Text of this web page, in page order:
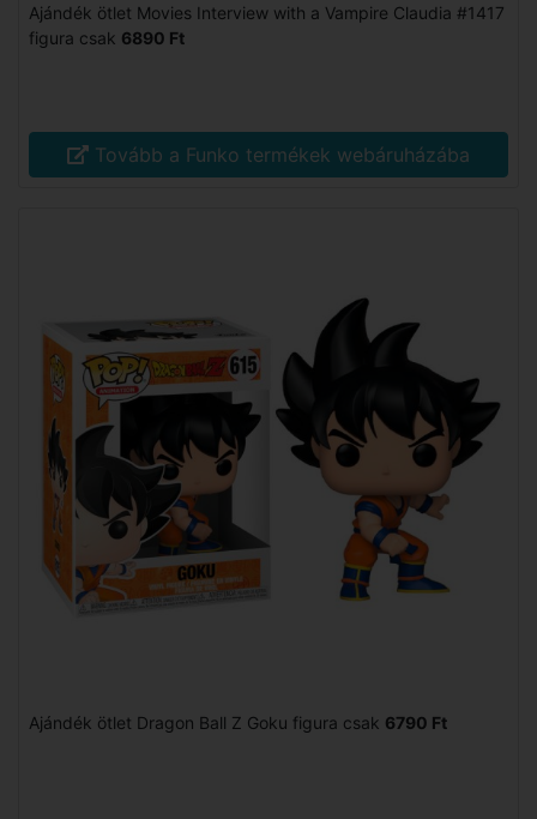
Ajándék ötlet Movies Interview with a Vampire Claudia #1417
figura csak 6890 Ft
Tovább a Funko termékek webáruházába
Ajándék ötlet Dragon Ball Z Goku figura csak 6790 Ft